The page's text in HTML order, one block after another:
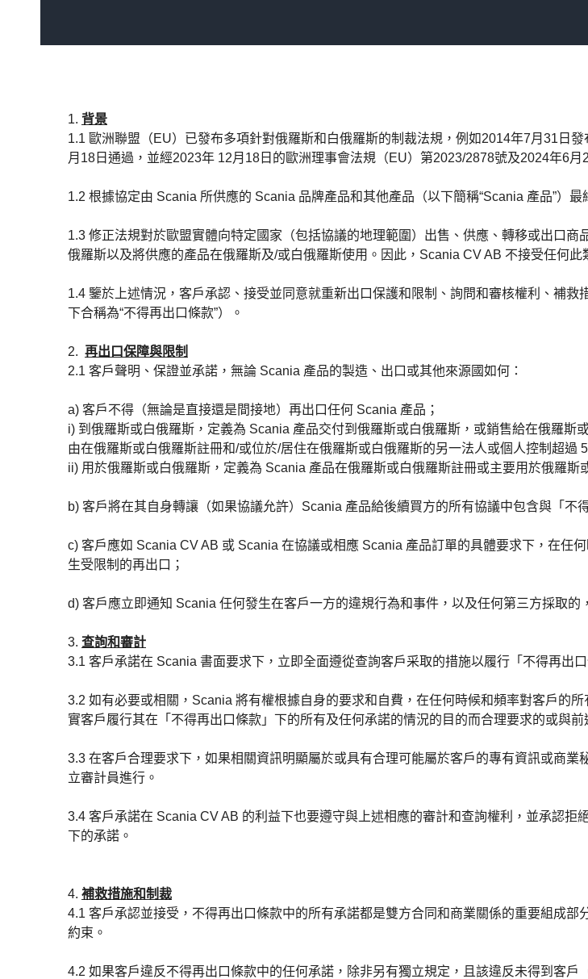
1. 背景
1.1 歐洲聯盟（EU）已發布多項針對俄羅斯和白俄羅斯的制裁法規，例如2014年7月31日
月18日通過，並經2023年 12月18日的歐洲理事會法規（EU）第2023/2878號及2024年6月
1.2 根據協定由 Scania 所供應的 Scania 品牌產品和其他產品（以下簡稱“Scania 產品”）
1.3 修正法規對於歐盟實體向特定國家（包括協議的地理範圍）出售、供應、轉移或出口
俄羅斯以及將供應的產品在俄羅斯及/或白俄羅斯使用。因此，Scania CV AB 不接受任何此
1.4 鑒於上述情況，客戶承認、接受並同意就重新出口保護和限制、詢問和審核權利、補
下合稱為“不得再出口條款”）。
2. 再出口保障與限制
2.1 客戶聲明、保證並承諾，無論 Scania 產品的製造、出口或其他來源國如何：
a) 客戶不得（無論是直接還是間接地）再出口任何 Scania 產品；
i) 到俄羅斯或白俄羅斯，定義為 Scania 產品交付到俄羅斯或白俄羅斯，或銷售給在俄羅
由在俄羅斯或白俄羅斯註冊和/或位於/居住在俄羅斯或白俄羅斯的另一法人或個人控制超過
ii) 用於俄羅斯或白俄羅斯，定義為 Scania 產品在俄羅斯或白俄羅斯註冊或主要用於俄羅斯
b) 客戶將在其自身轉讓（如果協議允許）Scania 產品給後續買方的所有協議中包含與「不
c) 客戶應如 Scania CV AB 或 Scania 在協議或相應 Scania 產品訂單的具體要求下，在任
生受限制的再出口；
d) 客戶應立即通知 Scania 任何發生在客戶一方的違規行為和事件，以及任何第三方採取的
3. 查詢和審計
3.1 客戶承諾在 Scania 書面要求下，立即全面遵從查詢客戶采取的措施以履行「不得再出
3.2 如有必要或相關，Scania 將有權根據自身的要求和自費，在任何時候和頻率對客戶的
實客戶履行其在「不得再出口條款」下的所有及任何承諾的情況的目的而合理要求的或與前
3.3 在客戶合理要求下，如果相關資訊明顯屬於或具有合理可能屬於客戶的專有資訊或商業
立審計員進行。
3.4 客戶承諾在 Scania CV AB 的利益下也要遵守與上述相應的審計和查詢權利，並承認拒
下的承諾。
4. 補救措施和制裁
4.1 客戶承認並接受，不得再出口條款中的所有承諾都是雙方合同和商業關係的重要組成
約束。
4.2 如果客戶違反不得再出口條款中的任何承諾，除非另有獨立規定，且該違反未得到客